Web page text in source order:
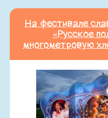
На фестивале
«Русское
многометровую